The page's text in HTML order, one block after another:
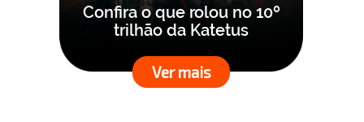
Confira o que rolou no 10º
trilhão da Katetus
Ver mais